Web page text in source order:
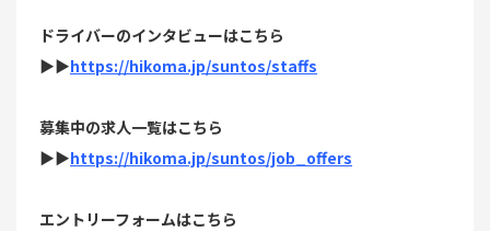
ドライバーのインタビューはこちら
▶▶https://hikoma.jp/suntos/staffs
募集中の求人一覧はこちら
▶▶https://hikoma.jp/suntos/job_offers
エントリーフォームはこちら